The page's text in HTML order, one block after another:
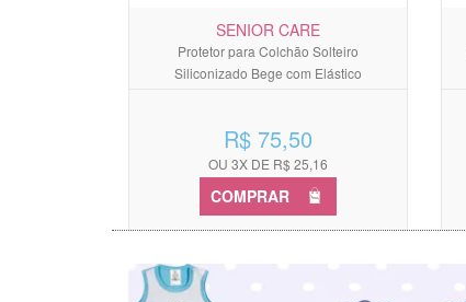
SENIOR CARE
Protetor para Colchão Solteiro
Siliconizado Bege com Elástico
R$ 75,50
OU 3X DE R$ 25,16
COMPRAR